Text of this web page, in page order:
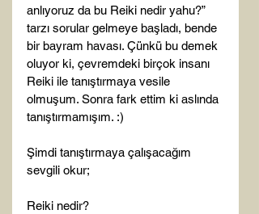
anlıyoruz da bu Reiki nedir yahu?”
tarzı sorular gelmeye başladı, bende
bir bayram havası. Çünkü bu demek
oluyor ki, çevremdeki birçok insanı
Reiki ile tanıştırmaya vesile
olmuşum. Sonra fark ettim ki aslında
tanıştırmamışım. :)
Şimdi tanıştırmaya çalışacağım
sevgili okur;